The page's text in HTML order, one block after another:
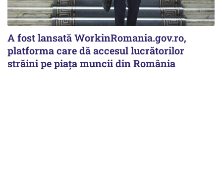
A fost lansată WorkinRomania.gov.ro,
platforma care dă accesul lucrătorilor
străini pe piața muncii din România